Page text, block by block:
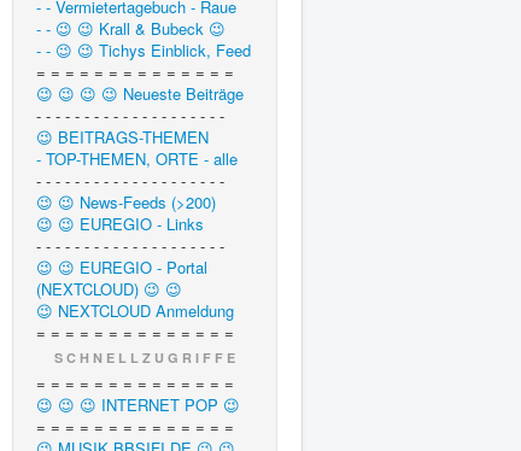
- - Vermietertagebuch - Raue
- - 😉 😉 Krall & Bubeck 😉
- - 😉 😉 Tichys Einblick, Feed
= = = = = = = = = = = = = =
😉 😉 😉 😉 Neueste Beiträge
- - - - - - - - - - - - - - - - - - - -
😉 BEITRAGS-THEMEN
- TOP-THEMEN, ORTE - alle
- - - - - - - - - - - - - - - - - - - -
😉 😉 News-Feeds (>200)
😉 😉 EUREGIO - Links
- - - - - - - - - - - - - - - - - - - -
😉 😉 EUREGIO - Portal
(NEXTCLOUD) 😉 😉
😉 NEXTCLOUD Anmeldung
= = = = = = = = = = = = = =
S C H N E L L Z U G R I F F E
= = = = = = = = = = = = = =
😉 😉 😉 INTERNET POP 😉
= = = = = = = = = = = = = =